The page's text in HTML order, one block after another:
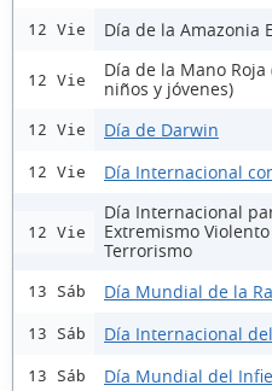
12 Vie Día de la Amazonia
12 Vie
Día de la Mano
niños y jóvenes)
12 Vie Día de Darwin
12 Vie Día Internacional
12 Vie
Día Internacional
Extremismo
Terrorismo
13 Sáb Día Mundial de la
13 Sáb Día Internacional
13 Sáb Día Mundial del